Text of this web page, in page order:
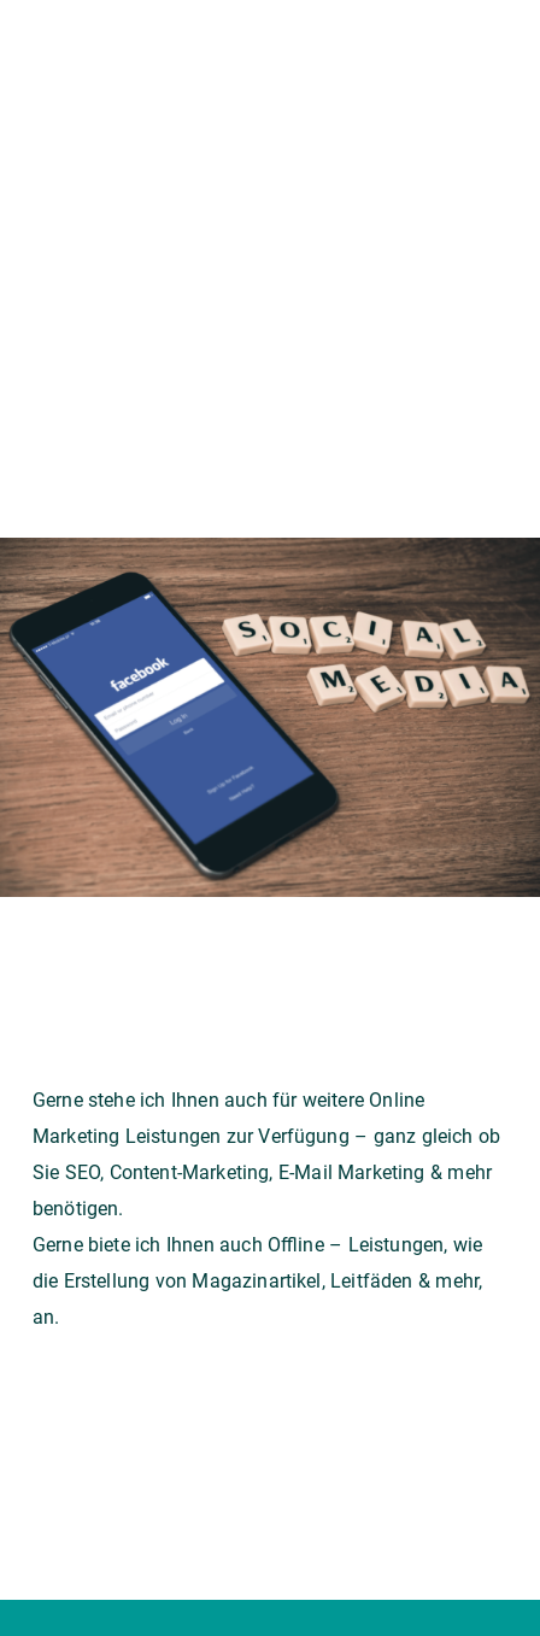
Gerne stehe ich Ihnen auch für weitere Online
Marketing Leistungen zur Verfügung – ganz gleich ob
Sie SEO, Content-Marketing, E-Mail Marketing & mehr
benötigen.
Gerne biete ich Ihnen auch Offline – Leistungen, wie
die Erstellung von Magazinartikel, Leitfäden & mehr,
an.